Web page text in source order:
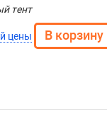
тент
цены